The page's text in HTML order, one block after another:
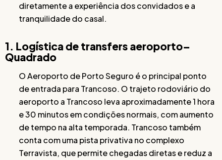
diretamente a experiência dos convidados e a
tranquilidade do casal.
1. Logística de transfers aeroporto–
Quadrado
O Aeroporto de Porto Seguro é o principal ponto
de entrada para Trancoso. O trajeto rodoviário do
aeroporto a Trancoso leva aproximadamente 1 hora
e 30 minutos em condições normais, com aumento
de tempo na alta temporada. Trancoso também
conta com uma pista privativa no complexo
Terravista, que permite chegadas diretas e reduz a